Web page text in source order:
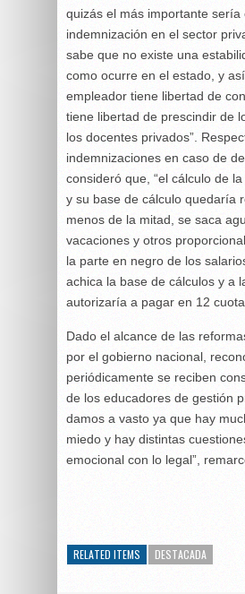
quizás el más importante sería
indemnización en el sector
sabe que no existe una
como ocurre en el estado, y
empleador tiene libertad de
tiene libertad de prescindir de
los docentes privados”.
indemnizaciones en caso de
consideró que, “el cálculo de
y su base de cálculo quedaría
menos de la mitad, se saca
vacaciones y otros
la parte en negro de los
achica la base de cálculos y a
autorizaría a pagar en 12
Dado el alcance de las
por el gobierno nacional,
periódicamente se reciben
de los educadores de gestión
damos a vasto ya que hay
miedo y hay distintas
emocional con lo legal”,
RELATED ITEMS DESTACADA